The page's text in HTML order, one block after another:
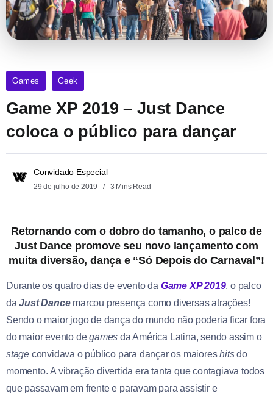
Games Geek
Game XP 2019 – Just Dance
coloca o público para dançar
Convidado Especial
29 de julho de 2019 3 Mins Read
Retornando com o dobro do tamanho, o palco de
Just Dance promove seu novo lançamento com
muita diversão, dança e “Só Depois do Carnaval”!
Durante os quatro dias de evento da Game XP 2019, o palco
daJust Dancemarcou presença como diversas atrações!
Sendo o maior jogo de dança do mundo não poderia ficar fora
do maior evento degames da América Latina, sendo assim o
stage convidava o público para dançar os maioreshitsdo
momento.A vibração divertida era tanta que contagiava todos
que passavam em frente e paravam para assistir e